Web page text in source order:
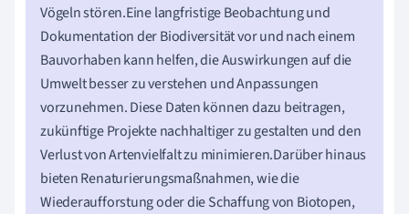
Vögeln stören.Eine langfristige Beobachtung und
Dokumentation der Biodiversität vor und nach einem
Bauvorhaben kann helfen, die Auswirkungen auf die
Umwelt besser zu verstehen und Anpassungen
vorzunehmen. Diese Daten können dazu beitragen,
zukünftige Projekte nachhaltiger zu gestalten und den
Verlust von Artenvielfalt zu minimieren.Darüber hinaus
bieten Renaturierungsmaßnahmen, wie die
Wiederaufforstung oder die Schaffung von Biotopen,